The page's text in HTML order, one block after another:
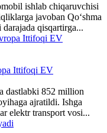
ishlab chiqaruvchisi
javoban Qo‘shma
qisqartirga...
Ittifoqi EV
dastlabki 852 million
ajratildi. Ishga
elektr transport vosi...